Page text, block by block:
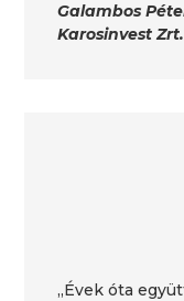
Galambos
Karosinvest
„Évek óta